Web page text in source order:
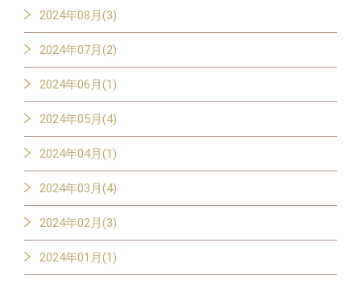
2024年08月(3)
2024年07月(2)
2024年06月(1)
2024年05月(4)
2024年04月(1)
2024年03月(4)
2024年02月(3)
2024年01月(1)